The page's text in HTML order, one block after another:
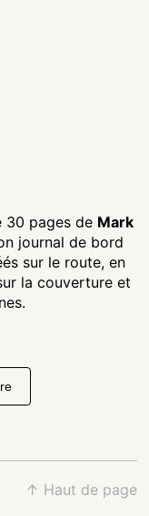
30 pages de Mark
journal de bord
sur le route, en
la couverture et
↑ Haut de page